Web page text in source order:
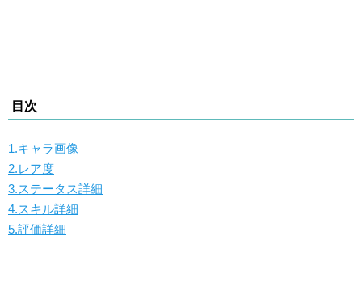
目次
1.キャラ画像
2.レア度
3.ステータス詳細
4.スキル詳細
5.評価詳細